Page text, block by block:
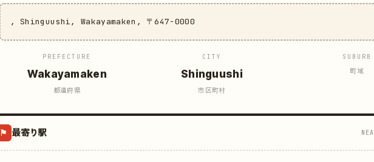
, Shinguushi, Wakayamaken, 〒647-0000
PREFECTURE
Wakayamaken
都道府県
CITY
Shinguushi
市区町村
SUBURB
町域
⚑ 最寄り駅